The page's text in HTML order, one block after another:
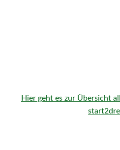
Hier geht es zur Übersicht